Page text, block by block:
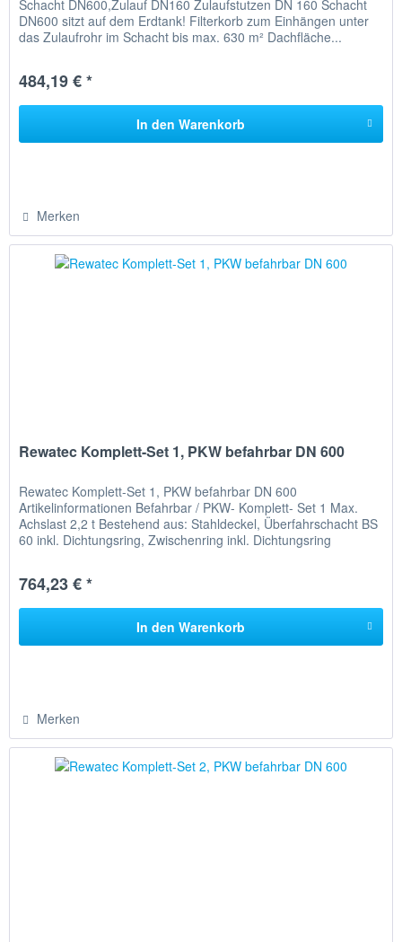
Schacht DN600,Zulauf DN160 Zulaufstutzen DN 160 Schacht
DN600 sitzt auf dem Erdtank! Filterkorb zum Einhängen unter
das Zulaufrohr im Schacht bis max. 630 m² Dachfläche...
484,19 € *
In den Warenkorb
Merken
Rewatec Komplett-Set 1, PKW befahrbar DN 600
Rewatec Komplett-Set 1, PKW befahrbar DN 600
Artikelinformationen Befahrbar / PKW- Komplett- Set 1 Max.
Achslast 2,2 t Bestehend aus: Stahldeckel, Überfahrschacht BS
60 inkl. Dichtungsring, Zwischenring inkl. Dichtungsring
764,23 € *
In den Warenkorb
Merken